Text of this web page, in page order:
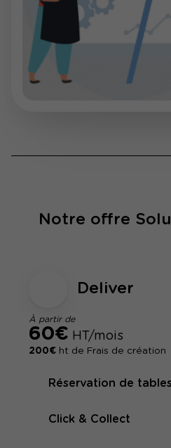
Notre offre
Deliver
À partir de
60€ HT/mois
200€ ht de Frais de création
Réservation de tables
Click & Collect